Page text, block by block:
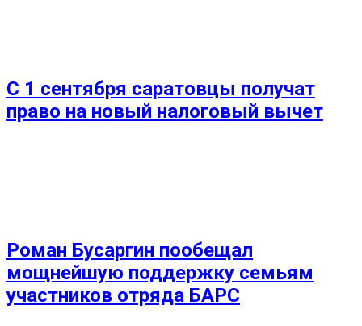
С 1 сентября саратовцы получат
право на новый налоговый вычет
Роман Бусаргин пообещал
мощнейшую поддержку семьям
участников отряда БАРС